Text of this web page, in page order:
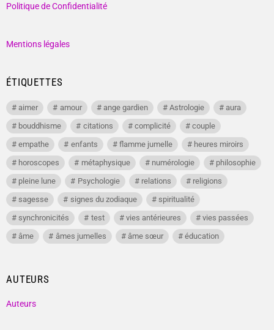
Politique de Confidentialité
Mentions légales
ÉTIQUETTES
aimer amour ange gardien Astrologie
aura
bouddhisme
citations complicité
couple
empathe
enfants flamme jumelle
heures miroirs
horoscopes
métaphysique numérologie
philosophie
pleine lune
Psychologie relations
religions
sagesse
signes du zodiaque
spiritualité
synchronicités
test vies antérieures
vies passées
âme
âmes jumelles âme sœur éducation
AUTEURS
Auteurs